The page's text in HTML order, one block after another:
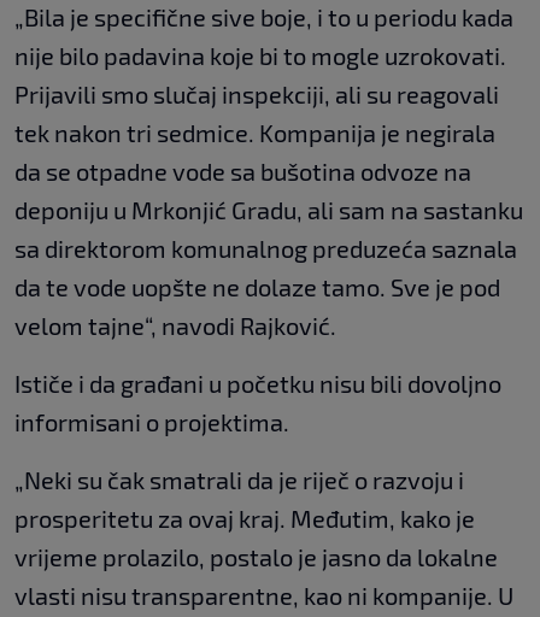
„Bila je specifične sive boje, i to u periodu kada
nije bilo padavina koje bi to mogle uzrokovati.
Prijavili smo slučaj inspekciji, ali su reagovali
tek nakon tri sedmice. Kompanija je negirala
da se otpadne vode sa bušotina odvoze na
deponiju u Mrkonjić Gradu, ali sam na sastanku
sa direktorom komunalnog preduzeća saznala
da te vode uopšte ne dolaze tamo. Sve je pod
velom tajne“, navodi Rajković.
Ističe i da građani u početku nisu bili dovoljno
informisani o projektima.
„Neki su čak smatrali da je riječ o razvoju i
prosperitetu za ovaj kraj. Međutim, kako je
vrijeme prolazilo, postalo je jasno da lokalne
vlasti nisu transparentne, kao ni kompanije. U